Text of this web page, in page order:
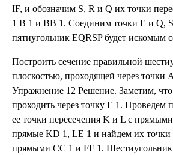
IF, и обозначим S, R и Q их точки
1 B 1 и BB 1. Соединим точки E и Q,
пятиугольник EQRSP будет искомым
Построить сечение правильной
плоскостью, проходящей через точки
Упражнение 12 Решение. Заметим, что
проходить через точку E 1.
ее точки пересечения K и L с
прямые KD 1, LE 1 и найдем их точки
прямыми CC 1 и FF 1.